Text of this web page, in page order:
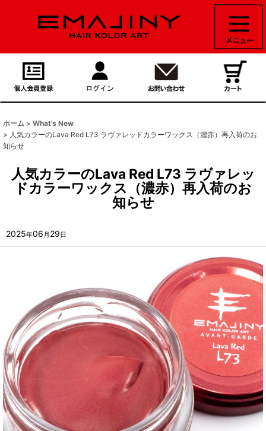
ホーム > What's New
> 人気カラーのLava Red L73 ラヴァレッドカラーワックス（濃赤）再入荷のお
知らせ
人気カラーのLava Red L73 ラヴァレッ
ドカラーワックス（濃赤）再入荷のお
知らせ
2025年06 月 29 日